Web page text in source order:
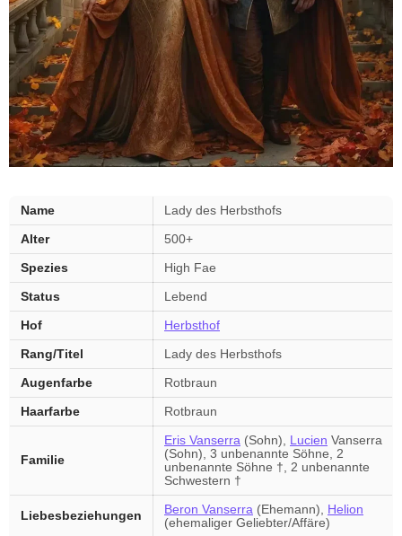
Lady
des
Herbsthofs
wichtigste
Fakten
Name
Lady des Herbsthofs
Alter
500+
Spezies
High Fae
Status
Lebend
Hof
Herbsthof
Rang/Titel
Lady des Herbsthofs
Augenfarbe
Rotbraun
Haarfarbe
Rotbraun
Familie
Eris Vanserra (Sohn), Lucien Vanserra
(Sohn), 3 unbenannte Söhne, 2
unbenannte Söhne †, 2 unbenannte
Schwestern †
Liebesbeziehungen Beron Vanserra (Ehemann), Helion
(ehemaliger Geliebter/Affäre)